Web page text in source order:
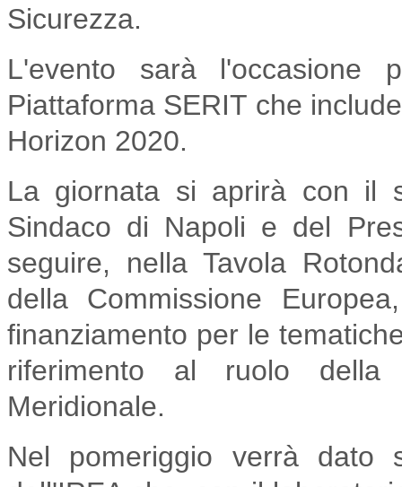
Sicurezza.
L'evento sarà l'occasione
Piattaforma SERIT che
Horizon 2020.
La giornata si aprirà con il
Sindaco di Napoli e del
seguire, nella Tavola
della Commissione
finanziamento per le
riferimento al ruolo della
Meridionale.
Nel pomeriggio verrà dato